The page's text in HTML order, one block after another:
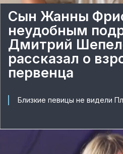
Сын Жанны
неудобным
Дмитрий
рассказал о
первенца
Близкие певицы не видели